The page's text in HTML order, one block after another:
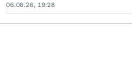
06.08.26, 19:28